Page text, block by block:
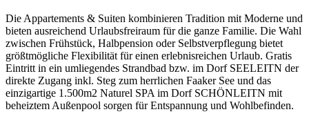
Die Appartements & Suiten kombinieren Tradition mit Moderne und
bieten ausreichend Urlaubsfreiraum für die ganze Familie. Die Wahl
zwischen Frühstück, Halbpension oder Selbstverpflegung bietet
größtmögliche Flexibilität für einen erlebnisreichen Urlaub. Gratis
Eintritt in ein umliegendes Strandbad bzw. im Dorf SEELEITN der
direkte Zugang inkl. Steg zum herrlichen Faaker See und das
einzigartige 1.500m2 Naturel SPA im Dorf SCHÖNLEITN mit
beheiztem Außenpool sorgen für Entspannung und Wohlbefinden.